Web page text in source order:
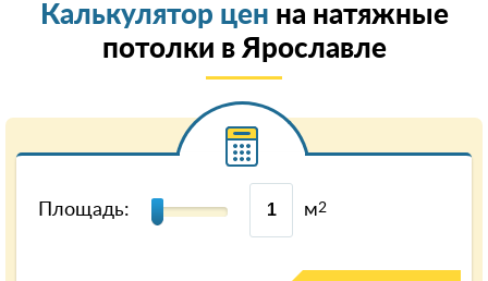
Калькулятор цен на натяжные
потолки в Ярославле
Площадь: м2